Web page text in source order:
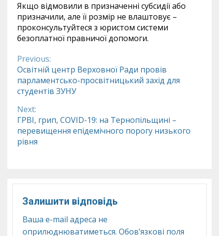
Якщо відмовили в призначенні субсидії або
призначили, але її розмір не влаштовує –
проконсультуйтеся з юристом системи
безоплатної правничої допомоги.
Continue
Reading
Previous:
Освітній центр Верховної Ради провів
парламентсько-просвітницький захід для
студентів ЗУНУ
Next:
ГРВІ, грип, COVID-19: на Тернопільщині –
перевищення епідемічного порогу низького
рівня
Залишити відповідь
Ваша e-mail адреса не
оприлюднюватиметься. Обов’язкові поля